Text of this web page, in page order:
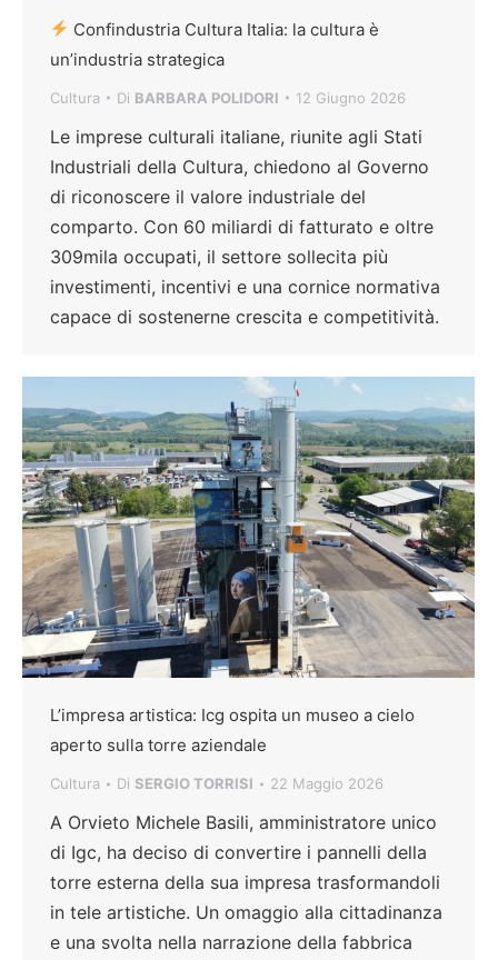
Confindustria Cultura Italia: la cultura è
un’industria strategica
Cultura Di BARBARA POLIDORI 12 Giugno 2026
Le imprese culturali italiane, riunite agli Stati
Industriali della Cultura, chiedono al Governo
di riconoscere il valore industriale del
comparto. Con 60 miliardi di fatturato e oltre
309mila occupati, il settore sollecita più
investimenti, incentivi e una cornice normativa
capace di sostenerne crescita e competitività.
L’impresa artistica: Icg ospita un museo a cielo
aperto sulla torre aziendale
Cultura Di SERGIO TORRISI 22 Maggio 2026
A Orvieto Michele Basili, amministratore unico
di Igc, ha deciso di convertire i pannelli della
torre esterna della sua impresa trasformandoli
in tele artistiche. Un omaggio alla cittadinanza
e una svolta nella narrazione della fabbrica